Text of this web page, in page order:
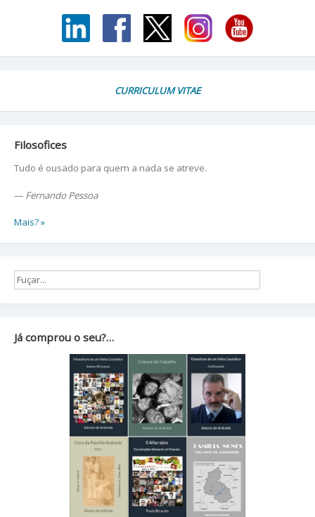
CURRICULUM VITAE
Filosofices
Tudo é ousado para quem a nada se atreve.
— Fernando Pessoa
Mais? »
Já comprou o seu?…